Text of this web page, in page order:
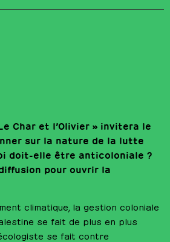
Char et l’Olivier » invitera le
sur la nature de la lutte
doit-elle être anticoloniale ?
pour ouvrir la
climatique, la gestion coloniale
se fait de plus en plus
se fait contre